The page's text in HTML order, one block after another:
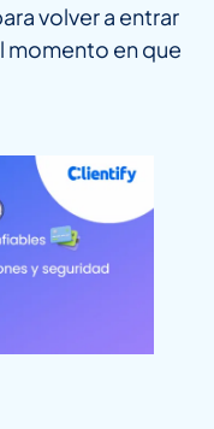
volver a entrar
momento en que